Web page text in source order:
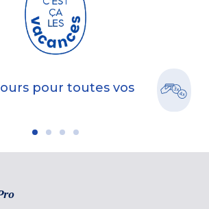
pour toutes vos